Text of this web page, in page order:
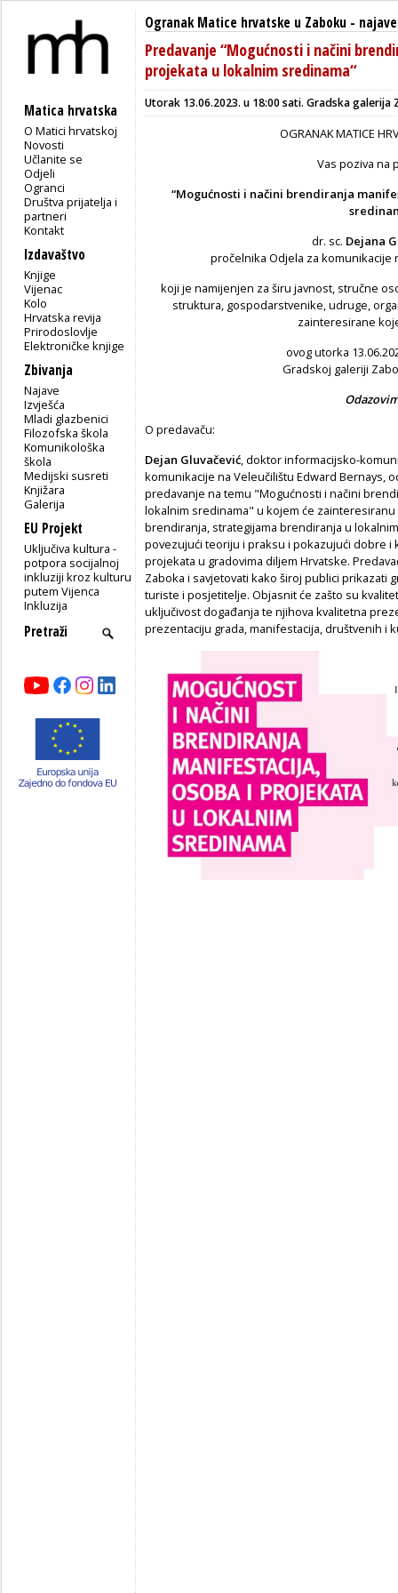
Matica hrvatska
O Matici hrvatskoj
Novosti
Učlanite se
Odjeli
Ogranci
Društva prijatelja i
partneri
Kontakt
Izdavaštvo
Knjige
Vijenac
Kolo
Hrvatska revija
Prirodoslovlje
Elektroničke knjige
Zbivanja
Najave
Izvješća
Mladi glazbenici
Filozofska škola
Komunikološka
škola
Medijski susreti
Knjižara
Galerija
EU Projekt
Uključiva kultura -
potpora socijalnoj
inkluziji kroz kulturu
putem Vijenca
Inkluzija
Ogranak Matice hrvatske u Zaboku - najave
Predavanje “Mogućnosti i načini
projekata u lokalnim sredinama“
Utorak 13.06.2023. u 18:00 sati. Gradska galerija
OGRANAK MATICE
Vas poziva na
“Mogućnosti i načini brendiranja
dr. sc. Dejana
pročelnika Odjela za komunikacije
koji je namijenjen za širu javnost, stručne
struktura, gospodarstvenike, udruge,
zainteresirane
ovog utorka
Gradskoj galeriji
O predavaču:
Dejan Gluvačević, doktor informacijsko-
komunikacije na Veleučilištu Edward Bernays,
predavanje na temu "Mogućnosti i načini
lokalnim sredinama" u kojem će
brendiranja, strategijama brendiranja u
povezujući teoriju i praksu i pokazujući dobre
projekata u gradovima diljem Hrvatske.
Zaboka i savjetovati kako široj publici prikazati
turiste i posjetitelje. Objasnit će zašto su
uključivost događanja te njihova kvalitetna
prezentaciju grada, manifestacija, društvenih i